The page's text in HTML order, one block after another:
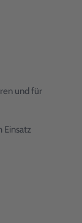
und für
Einsatz